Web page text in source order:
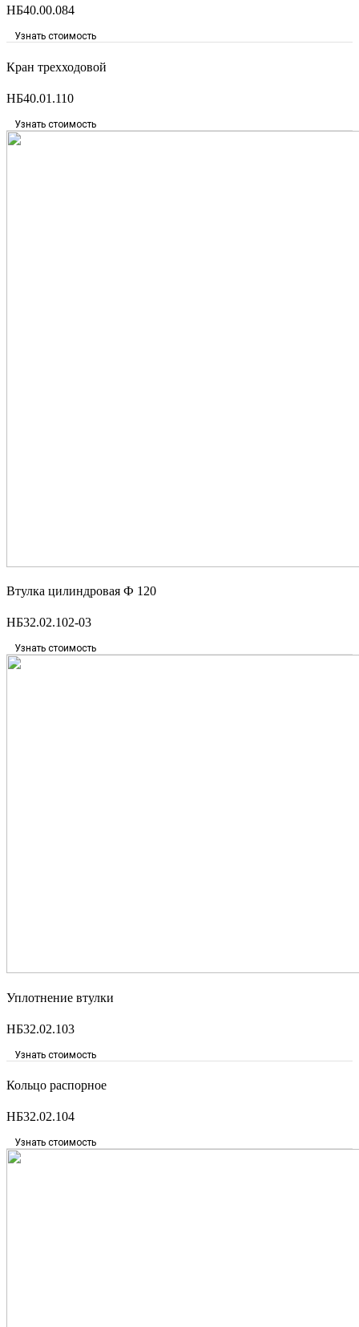
НБ40.00.084
Узнать стоимость
Кран трехходовой
НБ40.01.110
Узнать стоимость
Втулка цилиндровая Ф 120
НБ32.02.102-03
Узнать стоимость
Уплотнение втулки
НБ32.02.103
Узнать стоимость
Кольцо распорное
НБ32.02.104
Узнать стоимость